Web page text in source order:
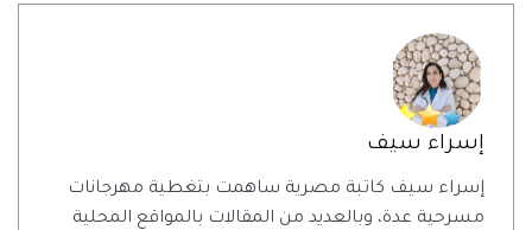
إسراء سيف
إسراء سيف كاتبة مصرية ساهمت بتغطية مهرجانات
مسرحية عدة، وبالعديد من المقالات بالمواقع المحلية